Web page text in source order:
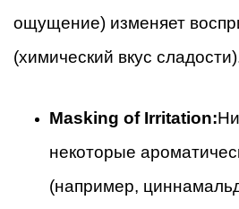
ощущение) изменяет
(химический вкус
Masking of Irritation:
некоторые
(например,